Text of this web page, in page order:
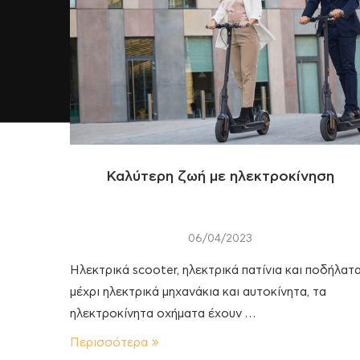
Καλύτερη ζωή με ηλεκτροκίνηση
06/04/2023
Ηλεκτρικά scooter, ηλεκτρικά πατίνια και
μέχρι ηλεκτρικά μηχανάκια και αυτοκίνητα, τα
ηλεκτροκίνητα οχήματα έχουν …
Περισσότερα